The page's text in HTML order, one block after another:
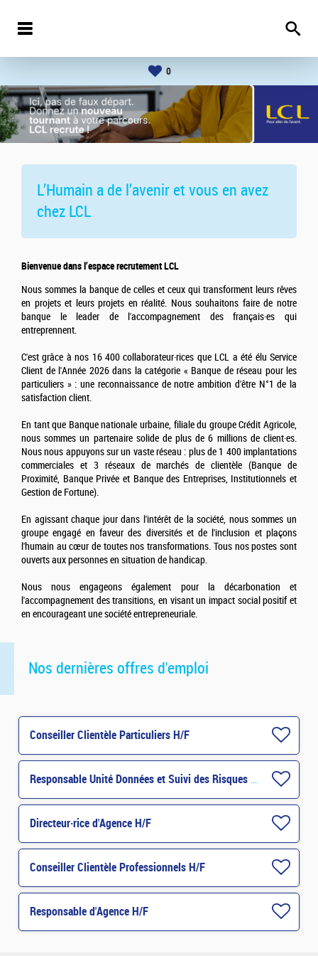
0
L’Humain a de l’avenir et vous en avez
chez LCL
Bienvenue dans l’espace recrutement LCL
Nous sommes la banque de celles et ceux qui transforment leurs rêves
en projets et leurs projets en réalité. Nous souhaitons faire de notre
banque le leader de l'accompagnement des français·es qui
entreprennent.
C'est grâce à nos 16 400 collaborateur·rices que LCL a été élu Service
Client de l'Année 2026 dans la catégorie « Banque de réseau pour les
particuliers » : une reconnaissance de notre ambition d'être N°1 de la
satisfaction client.
En tant que Banque nationale urbaine, filiale du groupe Crédit Agricole,
nous sommes un partenaire solide de plus de 6 millions de client·es.
Nous nous appuyons sur un vaste réseau : plus de 1 400 implantations
commerciales et 3 réseaux de marchés de clientèle (Banque de
Proximité, Banque Privée et Banque des Entreprises, Institutionnels et
Gestion de Fortune).
En agissant chaque jour dans l'intérêt de la société, nous sommes un
groupe engagé en faveur des diversités et de l'inclusion et plaçons
l'humain au cœur de toutes nos transformations. Tous nos postes sont
ouverts aux personnes en situation de handicap.
Nous nous engageons également pour la décarbonation et
l'accompagnement des transitions, en visant un impact social positif et
en encourageant une société entrepreneuriale.
Nos dernières offres d'emploi
Conseiller Clientèle Particuliers H/F
Responsable Unité Données et Suivi des Risques H/F
Directeur·rice d'Agence H/F
Conseiller Clientèle Professionnels H/F
Responsable d'Agence H/F